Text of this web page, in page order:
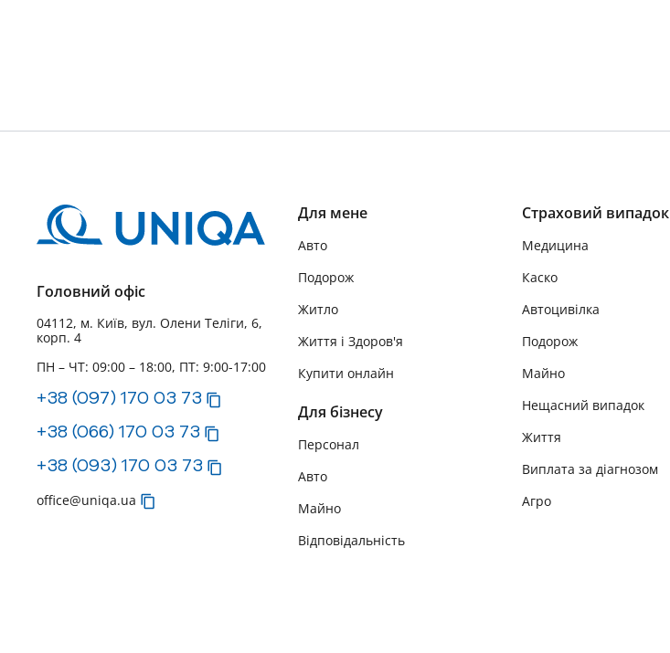
Головний офіс
04112, м. Київ, вул. Олени Теліги, 6,
корп. 4
ПН – ЧТ: 09:00 – 18:00, ПТ: 9:00-17:00
+38 (097) 170 03 73
+38 (066) 170 03 73
+38 (093) 170 03 73
office@uniqa.ua
Для мене
Авто
Подорож
Житло
Життя і Здоров'я
Купити онлайн
Для бізнесу
Персонал
Авто
Майно
Відповідальність
Страховий випадок
Медицина
Каско
Автоцивілка
Подорож
Майно
Нещасний випадок
Життя
Виплата за діагнозом
Агро